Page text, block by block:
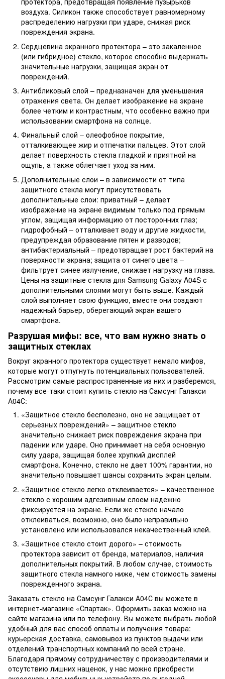
воздуха. Силикон также способствует равномерному
распределению нагрузки при ударе, снижая риск
повреждения экрана.
Сердцевина экранного протектора – это закаленное
(или гибридное) стекло, которое способно выдержать
значительные нагрузки, защищая экран от
повреждений.
Антибликовый слой – предназначен для уменьшения
отражения света. Он делает изображение на экране
более четким и контрастным, что особенно важно при
использовании смартфона на солнце.
Финальный слой – олеофобное покрытие,
отталкивающее жир и отпечатки пальцев. Этот слой
делает поверхность стекла гладкой и приятной на
ощупь, а также облегчает уход за ним.
Дополнительные слои – в зависимости от типа
защитного стекла могут присутствовать
дополнительные слои: приватный – делает
изображение на экране видимым только под прямым
углом, защищая информацию от посторонних глаз;
гидрофобный – отталкивает воду и другие жидкости,
предупреждая образование пятен и разводов;
антибактериальный – предотвращает рост бактерий на
поверхности экрана; защита от синего цвета –
фильтрует синее излучение, снижает нагрузку на глаза.
Цены на защитные стекла для Samsung Galaxy A04S с
дополнительными слоями могут быть выше. Каждый
слой выполняет свою функцию, вместе они создают
надежный барьер, оберегающий экран вашего
смартфона.
Разрушая мифы: все, что вам нужно знать о
защитных стеклах
Вокруг экранного протектора существует немало мифов,
которые могут отпугнуть потенциальных пользователей.
Рассмотрим самые распространенные из них и разберемся,
почему все-таки стоит купить стекло на Самсунг Галакси
А04С:
«Защитное стекло бесполезно, оно не защищает от
серьезных повреждений» – защитное стекло
значительно снижает риск повреждения экрана при
падении или ударе. Оно принимает на себя основную
силу удара, защищая более хрупкий дисплей
смартфона. Конечно, стекло не дает 100% гарантии, но
значительно повышает шансы сохранить экран целым.
«Защитное стекло легко отклеивается» – качественное
стекло с хорошим адгезивным слоем надежно
фиксируется на экране. Если же стекло начало
отклеиваться, возможно, оно было неправильно
установлено или использовался некачественный клей.
«Защитное стекло стоит дорого» – стоимость
протектора зависит от бренда, материалов, наличия
дополнительных покрытий. В любом случае, стоимость
защитного стекла намного ниже, чем стоимость замены
поврежденного экрана.
Заказать стекло на Самсунг Галакси А04С вы можете в
интернет-магазине «Спартак». Оформить заказ можно на
сайте магазина или по телефону. Вы можете выбрать любой
удобный для вас способ оплаты и получения товара:
курьерская доставка, самовывоз из пунктов выдачи или
отделений транспортных компаний по всей стране.
Благодаря прямому сотрудничеству с производителями и
отсутствию лишних наценок, у нас можно приобрести